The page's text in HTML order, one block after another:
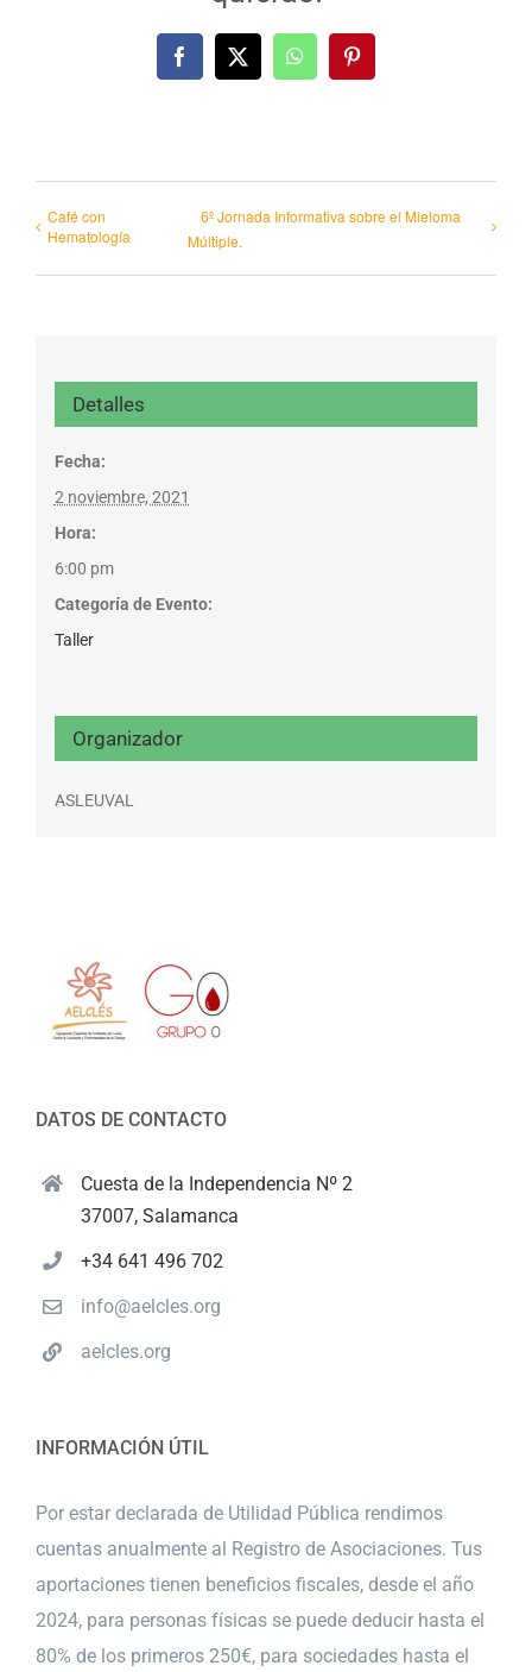
Facebook
X WhatsAppPinterest
Café con
Hematología
6º Jornada Informativa sobre el Mieloma
Múltiple.
Detalles
Fecha:
2 noviembre, 2021
Hora:
6:00 pm
Categoría de Evento:
Taller
Organizador
ASLEUVAL
DATOS DE CONTACTO
Cuesta de la Independencia Nº 2
37007, Salamanca
+34 641 496 702
info@aelcles.org
aelcles.org
INFORMACIÓN ÚTIL
Por estar declarada de Utilidad Pública rendimos
cuentas anualmente al Registro de Asociaciones. Tus
aportaciones tienen beneficios fiscales, desde el año
2024, para personas físicas se puede deducir hasta el
80% de los primeros 250€, para sociedades hasta el